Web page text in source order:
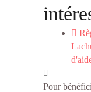
Pour